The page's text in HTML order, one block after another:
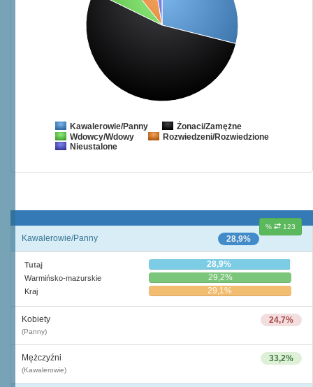
Kawalerowie/Panny Żonaci/Zamężne
Wdowcy/Wdowy
Rozwiedzeni/Rozwiedzione
Nieustalone
% 123
28,9%
Kawalerowie/Panny
Tutaj 28,9%
Warmińsko-mazurskie 29,2%
Kraj 29,1%
24,7%
Kobiety
(Panny)
33,2%
Mężczyźni
(Kawalerowie)